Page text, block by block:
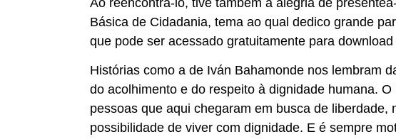
Básica de Cidadania, tema ao qual dedico grande
que pode ser acessado gratuitamente para
Histórias como a de Iván Bahamonde nos lembram
do acolhimento e do respeito à dignidade humana.
pessoas que aqui chegaram em busca de liberdade,
possibilidade de viver com dignidade. E é sempre